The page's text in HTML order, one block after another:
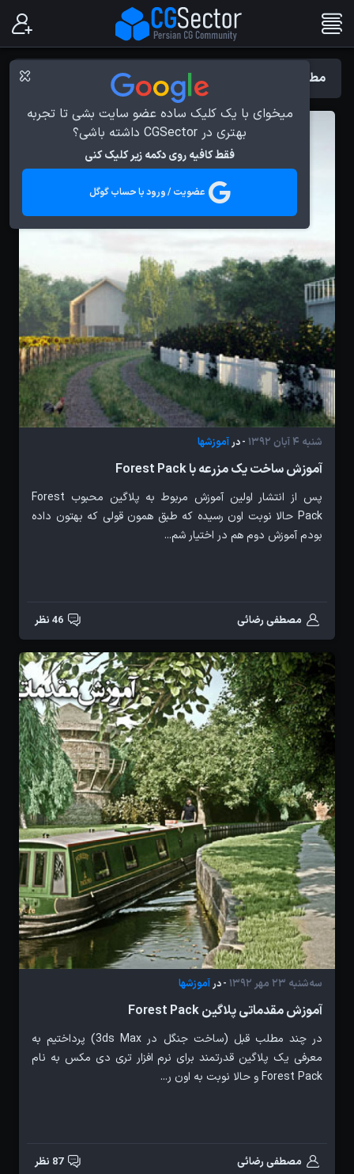
میخوای با یک کلیک ساده عضو سایت بشی تا تجربه
بهتری در CGSector داشته باشی؟
فقط کافیه روی دکمه زیر کلیک کنی
عضویت / ورود با حساب گوگل
مطالب با برچسب : Forest Pack Pro
شنبه 4 آبان 1392 - درآموزشها
آموزش ساخت یک مزرعه با Forest Pack
پس از انتشار اولین آموزش مربوط به پلاگین محبوب Forest
Pack حالا نوبت اون رسیده که طبق همون قولی که بهتون داده
بودم آموزش دوم هم در اختیار شم...
مصطفی رضائی 46 نظر
سه‌شنبه 23 مهر 1392 - درآموزشها
آموزش مقدماتی پلاگین Forest Pack
در چند مطلب قبل (ساخت جنگل در 3ds Max) پرداختیم به
معرفی یک پلاگین قدرتمند برای نرم افزار تری دی مکس به نام
Forest Pack و حالا نوبت به اون ر...
مصطفی رضائی 87 نظر